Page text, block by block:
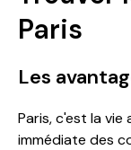
Paris
Les
Paris, c'est la
immédiate des